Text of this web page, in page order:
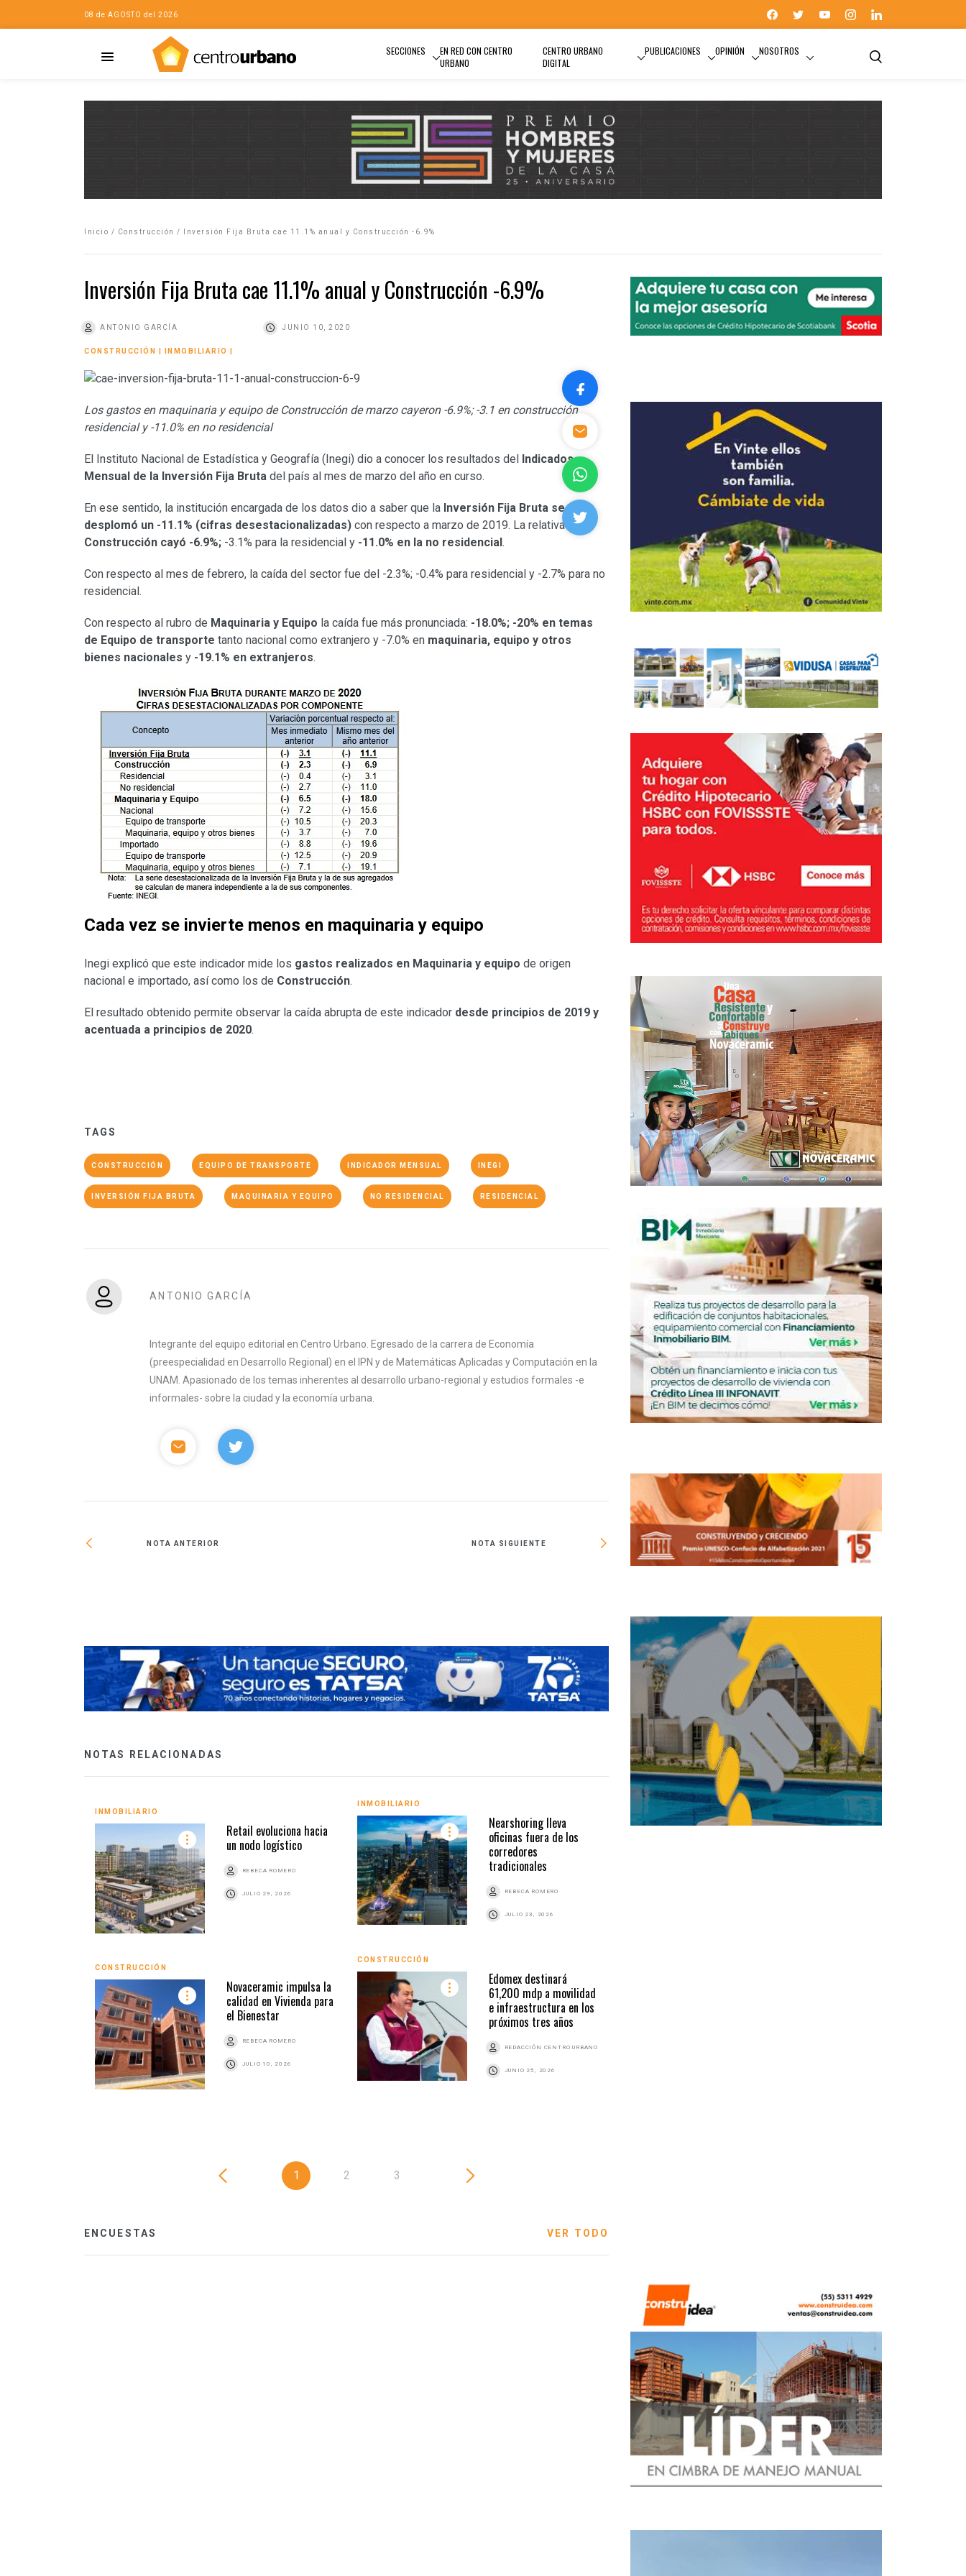
08 de AGOSTO del 2026
SECCIONES
EN RED CON CENTRO
URBANO
CENTRO URBANO
DIGITAL
PUBLICACIONES OPINIÓN NOSOTROS
Inicio / Construcción / Inversión Fija Bruta cae 11.1% anual y Construcción -6.9%
Inversión Fija Bruta cae 11.1% anual y Construcción -6.9%
ANTONIO GARCÍA JUNIO 10, 2020
CONSTRUCCIÓN INMOBILIARIO
Los gastos en maquinaria y equipo de Construcción de marzo cayeron -6.9%; -3.1 en construcción
residencial y -11.0% en no residencial
El Instituto Nacional de Estadística y Geografía (Inegi) dio a conocer los resultados del
Indicados
Mensual de la Inversión Fija Bruta del país al mes de marzo del año en curso.
En ese sentido, la institución encargada de los datos dio a saber que la Inversión Fija Bruta se
desplomó un -11.1% (cifras desestacionalizadas) con respecto a marzo de 2019. La relativa a la
Construcción cayó -6.9%; -3.1% para la residencial y -11.0% en la no residencial .
Con respecto al mes de febrero, la caída del sector fue del -2.3%; -0.4% para residencial y -2.7% para no
residencial.
Con respecto al rubro de Maquinaria y Equipo la caída fue más pronunciada: -18.0%; -20% en temas
de Equipo de transporte tanto nacional como extranjero y -7.0% en maquinaria, equipo y otros
bienes nacionales y -19.1% en extranjeros.
Cada vez se invierte menos en maquinaria y equipo
Inegi explicó que este indicador mide los gastos realizados en Maquinaria y equipo de origen
nacional e importado, así como los de Construcción.
El resultado obtenido permite observar la caída abrupta de este indicador desde principios de 2019 y
acentuada a principios de 2020.
TAGS
CONSTRUCCIÓN EQUIPO DE TRANSPORTE INDICADOR MENSUAL INEGI
INVERSIÓN FIJA BRUTA MAQUINARIA Y EQUIPO NO RESIDENCIAL RESIDENCIAL
ANTONIO GARCÍA
Integrante del equipo editorial en Centro Urbano. Egresado de la carrera de Economía
(preespecialidad en Desarrollo Regional) en el IPN y de Matemáticas Aplicadas y Computación en la
UNAM. Apasionado de los temas inherentes al desarrollo urbano-regional y estudios formales -e
informales- sobre la ciudad y la economía urbana.
NOTA ANTERIOR NOTA SIGUIENTE
NOTAS RELACIONADAS
INMOBILIARIO
Retail evoluciona hacia
un nodo logístico
REBECA ROMERO
JULIO 29, 2026
INMOBILIARIO
Nearshoring lleva
oficinas fuera de los
corredores
tradicionales
REBECA ROMERO
JULIO 23, 2026
CONSTRUCCIÓN
Novaceramic impulsa la
calidad en Vivienda para
el Bienestar
REBECA ROMERO
JULIO 10, 2026
CONSTRUCCIÓN
Edomex destinará
61,200 mdp a movilidad
e infraestructura en los
próximos tres años
REDACCIÓN CENTRO URBANO
JUNIO 25, 2026
INMOBILIARIO
Tecnología marca
1 2 3
ENCUESTAS VER TODO